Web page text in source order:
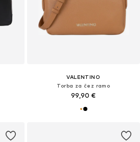
VALENTINO
Torba za čez ramo
99,90 €